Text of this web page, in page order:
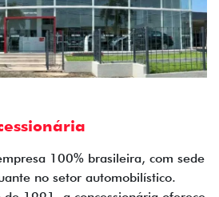
100% brasileira, com sede
no setor automobilístico.